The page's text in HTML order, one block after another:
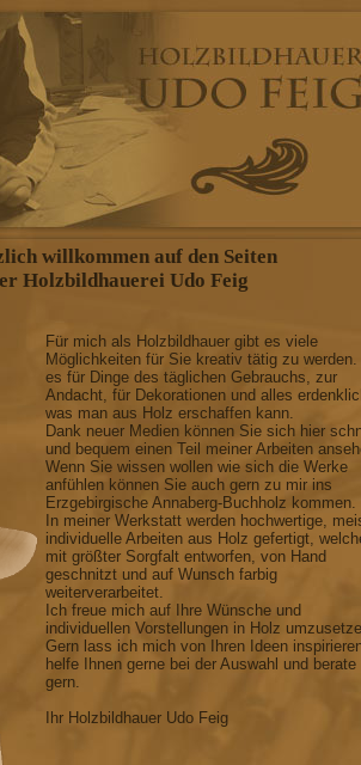
willkommen auf den Seiten
Holzbildhauerei Udo Feig
Für mich als Holzbildhauer gibt es viele
Möglichkeiten für Sie kreativ tätig zu
es für Dinge des täglichen Gebrauchs, zur
Andacht, für Dekorationen und alles
was man aus Holz erschaffen kann.
Dank neuer Medien können Sie sich hier
und bequem einen Teil meiner Arbeiten
Wenn Sie wissen wollen wie sich die Werke
anfühlen können Sie auch gern zu mir ins
Erzgebirgische Annaberg-Buchholz kommen.
In meiner Werkstatt werden hochwertige,
individuelle Arbeiten aus Holz gefertigt,
mit größter Sorgfalt entworfen, von Hand
geschnitzt und auf Wunsch farbig
weiterverarbeitet.
Ich freue mich auf Ihre Wünsche und
individuellen Vorstellungen in Holz
Gern lass ich mich von Ihren Ideen
helfe Ihnen gerne bei der Auswahl und berate
gern.
Ihr Holzbildhauer Udo Feig